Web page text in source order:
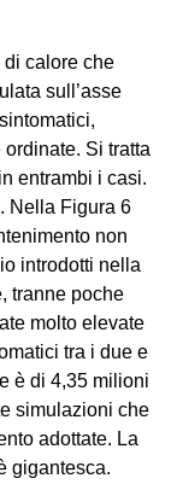
di calore che
sull’asse
Si tratta
entrambi i casi.
Nella Figura 6
non
introdotti nella
tranne poche
molto elevate
tra i due e
è di 4,35 milioni
simulazioni che
adottate. La
gigantesca.